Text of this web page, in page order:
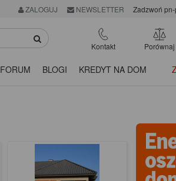
ZALOGUJ NEWSLETTER Zadzwoń
Kontakt Porównaj
FORUM BLOGI KREDYT NA DOM